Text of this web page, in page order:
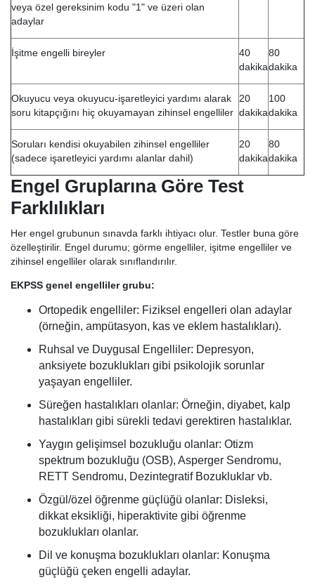
veya özel gereksinim kodu "1" ve üzeri olan
adaylar
İşitme engelli bireyler
40
dakika
80
dakika
Okuyucu veya okuyucu-işaretleyici yardımı alarak
soru kitapçığını hiç okuyamayan zihinsel engelliler
20
dakika
100
dakika
Soruları kendisi okuyabilen zihinsel engelliler
(sadece işaretleyici yardımı alanlar dahil)
20
dakika
80
dakika
Engel Gruplarına Göre Test
Farklılıkları
Her engel grubunun sınavda farklı ihtiyacı olur. Testler buna göre
özelleştirilir. Engel durumu; görme engelliler, işitme engelliler ve
zihinsel engelliler olarak sınıflandırılır.
EKPSS genel engelliler grubu:
Ortopedik engelliler: Fiziksel engelleri olan adaylar
(örneğin, ampütasyon, kas ve eklem hastalıkları).
Ruhsal ve Duygusal Engelliler: Depresyon,
anksiyete bozuklukları gibi psikolojik sorunlar
yaşayan engelliler.
Süreğen hastalıkları olanlar: Örneğin, diyabet, kalp
hastalıkları gibi sürekli tedavi gerektiren hastalıklar.
Yaygın gelişimsel bozukluğu olanlar: Otizm
spektrum bozukluğu (OSB), Asperger Sendromu,
RETT Sendromu, Dezintegratif Bozukluklar vb.
Özgül/özel öğrenme güçlüğü olanlar: Disleksi,
dikkat eksikliği, hiperaktivite gibi öğrenme
bozuklukları olanlar.
Dil ve konuşma bozuklukları olanlar: Konuşma
güçlüğü çeken engelli adaylar.